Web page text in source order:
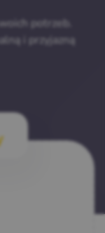
potrzeb.
i przyjazną